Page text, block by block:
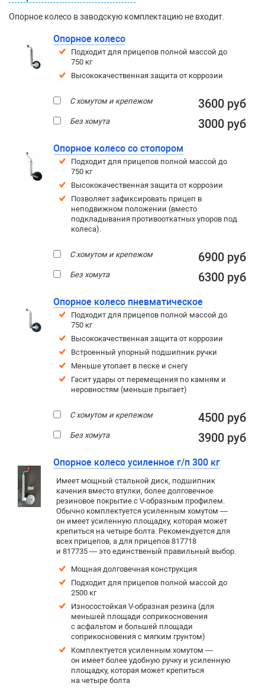
Опорное колесо в заводскую комплектацию не входит.
Опорное колесо
Подходит для прицепов полной массой до
750 кг
Высококачественная защита от коррозии
С хомутом и крепежом 3600 руб
Без хомута 3000 руб
Опорное колесо со стопором
Подходит для прицепов полной массой до
750 кг
Высококачественная защита от коррозии
Позволяет зафиксировать прицеп в
неподвижном положении (вместо
подкладывания противооткатных упоров под
колеса).
С хомутом и крепежом 6900 руб
Без хомута 6300 руб
Опорное колесо пневматическое
Подходит для прицепов полной массой до
750 кг
Высококачественная защита от коррозии
Встроенный упорный подшипник ручки
Меньше утопает в песке и снегу
Гасит удары от перемещения по камням и
неровностям (меньше прыгает)
С хомутом и крепежом 4500 руб
Без хомута 3900 руб
Опорное колесо усиленное г/п 300 кг
Имеет мощный стальной диск, подшипник
качения вместо втулки, более долговечное
резиновое покрытие c V-образным профилем.
Обычно комплектуется усиленным хомутом —
он имеет усиленную площадку, которая может
крепиться на четыре болта. Рекомендуется для
всех прицепов, а для прицепов 817718
и 817735 — это единственый правильный выбор.
Мощная долговечная конструкция
Подходит для прицепов полной массой до
2500 кг
Износостойкая V-образная резина (для
меньшей площади соприкосновения
с асфальтом и большей площади
соприкосновения с мягким грунтом)
Комплектуется усиленным хомутом —
он имеет более удобную ручку и усиленную
площадку, которая может крепиться
на четыре болта